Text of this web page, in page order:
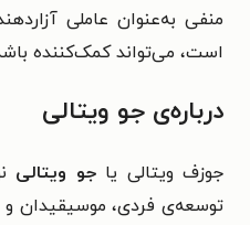
منفی به‌عنوان عاملی
است، می‌تواند کمک‌کننده
درباره‌ی جو ویتالی
جوزف ویتالی یاجو ویتالی
توسعه‌ی فردی، موسیقیدان و